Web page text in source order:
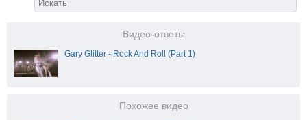
Видео-ответы
Gary Glitter - Rock And Roll (Part 1)
Похожее видео